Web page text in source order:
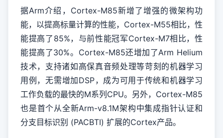
据Arm介绍，Cortex-M85新增了增强的微架构功
能，以提高标量计算的性能，Cortex-M55相比，性
能提高了85%，与前性能冠军Cortex-M7相比，性
能提高了30%。Cortex-M85还增加了Arm Helium
技术，支持诸如高保真音频处理等苛刻的机器学习
用例，无需增加DSP，成为可用于传统和机器学习
工作负载的最快的M系列CPU。另外，Cortex-M85
也是首个从全新Arm-v8.1M架构中集成指针认证和
分支目标识别 (PACBTI) 扩展的Cortex产品。